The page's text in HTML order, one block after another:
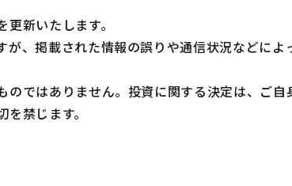
新いたします。
、掲載された情報の誤りや通信状況などに
ではありません。投資に関する決定は、ご自
禁じます。